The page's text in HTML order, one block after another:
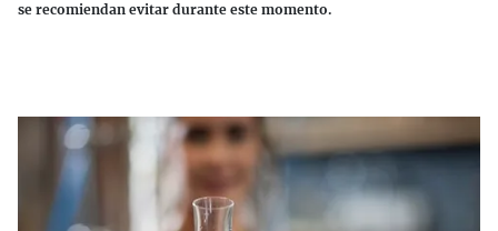
se recomiendan evitar durante este momento.